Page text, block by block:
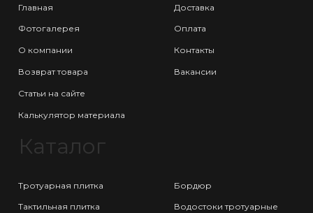
Главная
Фотогалерея
О компании
Возврат товара
Статьи на сайте
Калькулятор материала
Доставка
Оплата
Контакты
Вакансии
Каталог
Тротуарная плитка
Тактильная плитка
Бордюр
Водостоки тротуарные